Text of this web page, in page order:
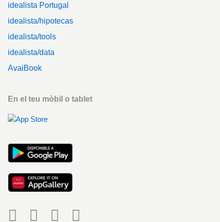
idealista Portugal
idealista/hipotecas
idealista/tools
idealista/data
AvaiBook
En el teu mòbil o tablet
Social